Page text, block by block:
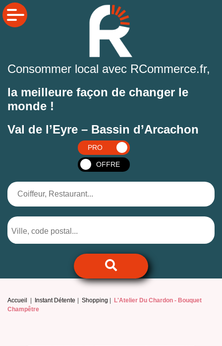
Consommer local avec RCommerce.fr,
la meilleure façon de changer le
monde !
Val de l’Eyre – Bassin d’Arcachon
PRO
OFFRE
Accueil Instant Détente Shopping L'Atelier Du Chardon - Bouquet
Champêtre